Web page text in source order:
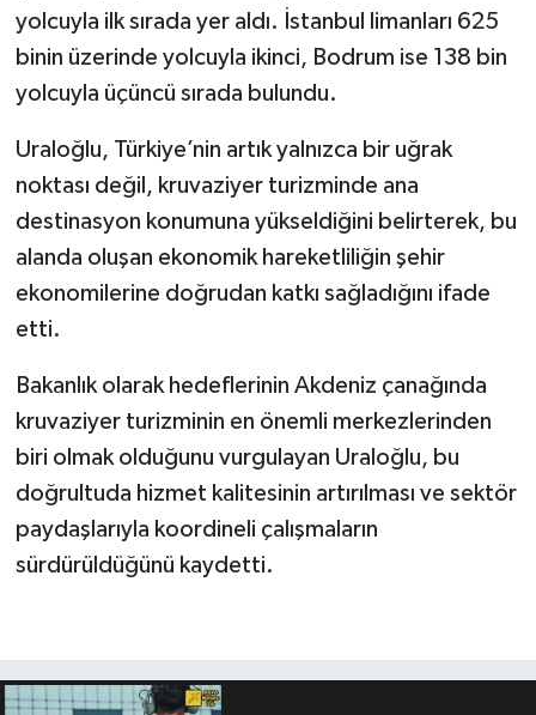
yolcuyla ilk sırada yer aldı. İstanbul limanları 625
binin üzerinde yolcuyla ikinci, Bodrum ise 138 bin
yolcuyla üçüncü sırada bulundu.
Uraloğlu, Türkiye’nin artık yalnızca bir uğrak
noktası değil, kruvaziyer turizminde ana
destinasyon konumuna yükseldiğini belirterek, bu
alanda oluşan ekonomik hareketliliğin şehir
ekonomilerine doğrudan katkı sağladığını ifade
etti.
Bakanlık olarak hedeflerinin Akdeniz çanağında
kruvaziyer turizminin en önemli merkezlerinden
biri olmak olduğunu vurgulayan Uraloğlu, bu
doğrultuda hizmet kalitesinin artırılması ve sektör
paydaşlarıyla koordineli çalışmaların
sürdürüldüğünü kaydetti.